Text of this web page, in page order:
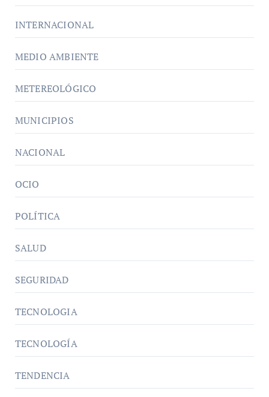
INTERNACIONAL
MEDIO AMBIENTE
METEREOLÓGICO
MUNICIPIOS
NACIONAL
OCIO
POLÍTICA
SALUD
SEGURIDAD
TECNOLOGIA
TECNOLOGÍA
TENDENCIA